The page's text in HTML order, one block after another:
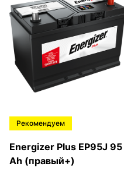
Рекомендуем
Energizer Plus EP95J 95
Ah (правый+)